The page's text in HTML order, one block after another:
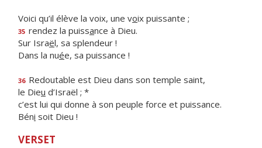
Voici qu’il élève la voix, une voix puissante ;
35 rendez la puissance à Dieu.
Sur Israël, sa splendeur !
Dans la nuée, sa puissance !
36 Redoutable est Dieu dans son temple saint,
le Dieu d’Israël ; *
c’est lui qui donne à son peuple force et puissance.
Béni soit Dieu !
VERSET